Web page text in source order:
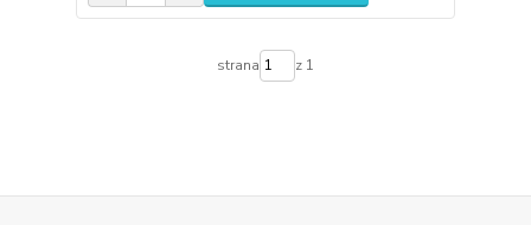
strana z 1